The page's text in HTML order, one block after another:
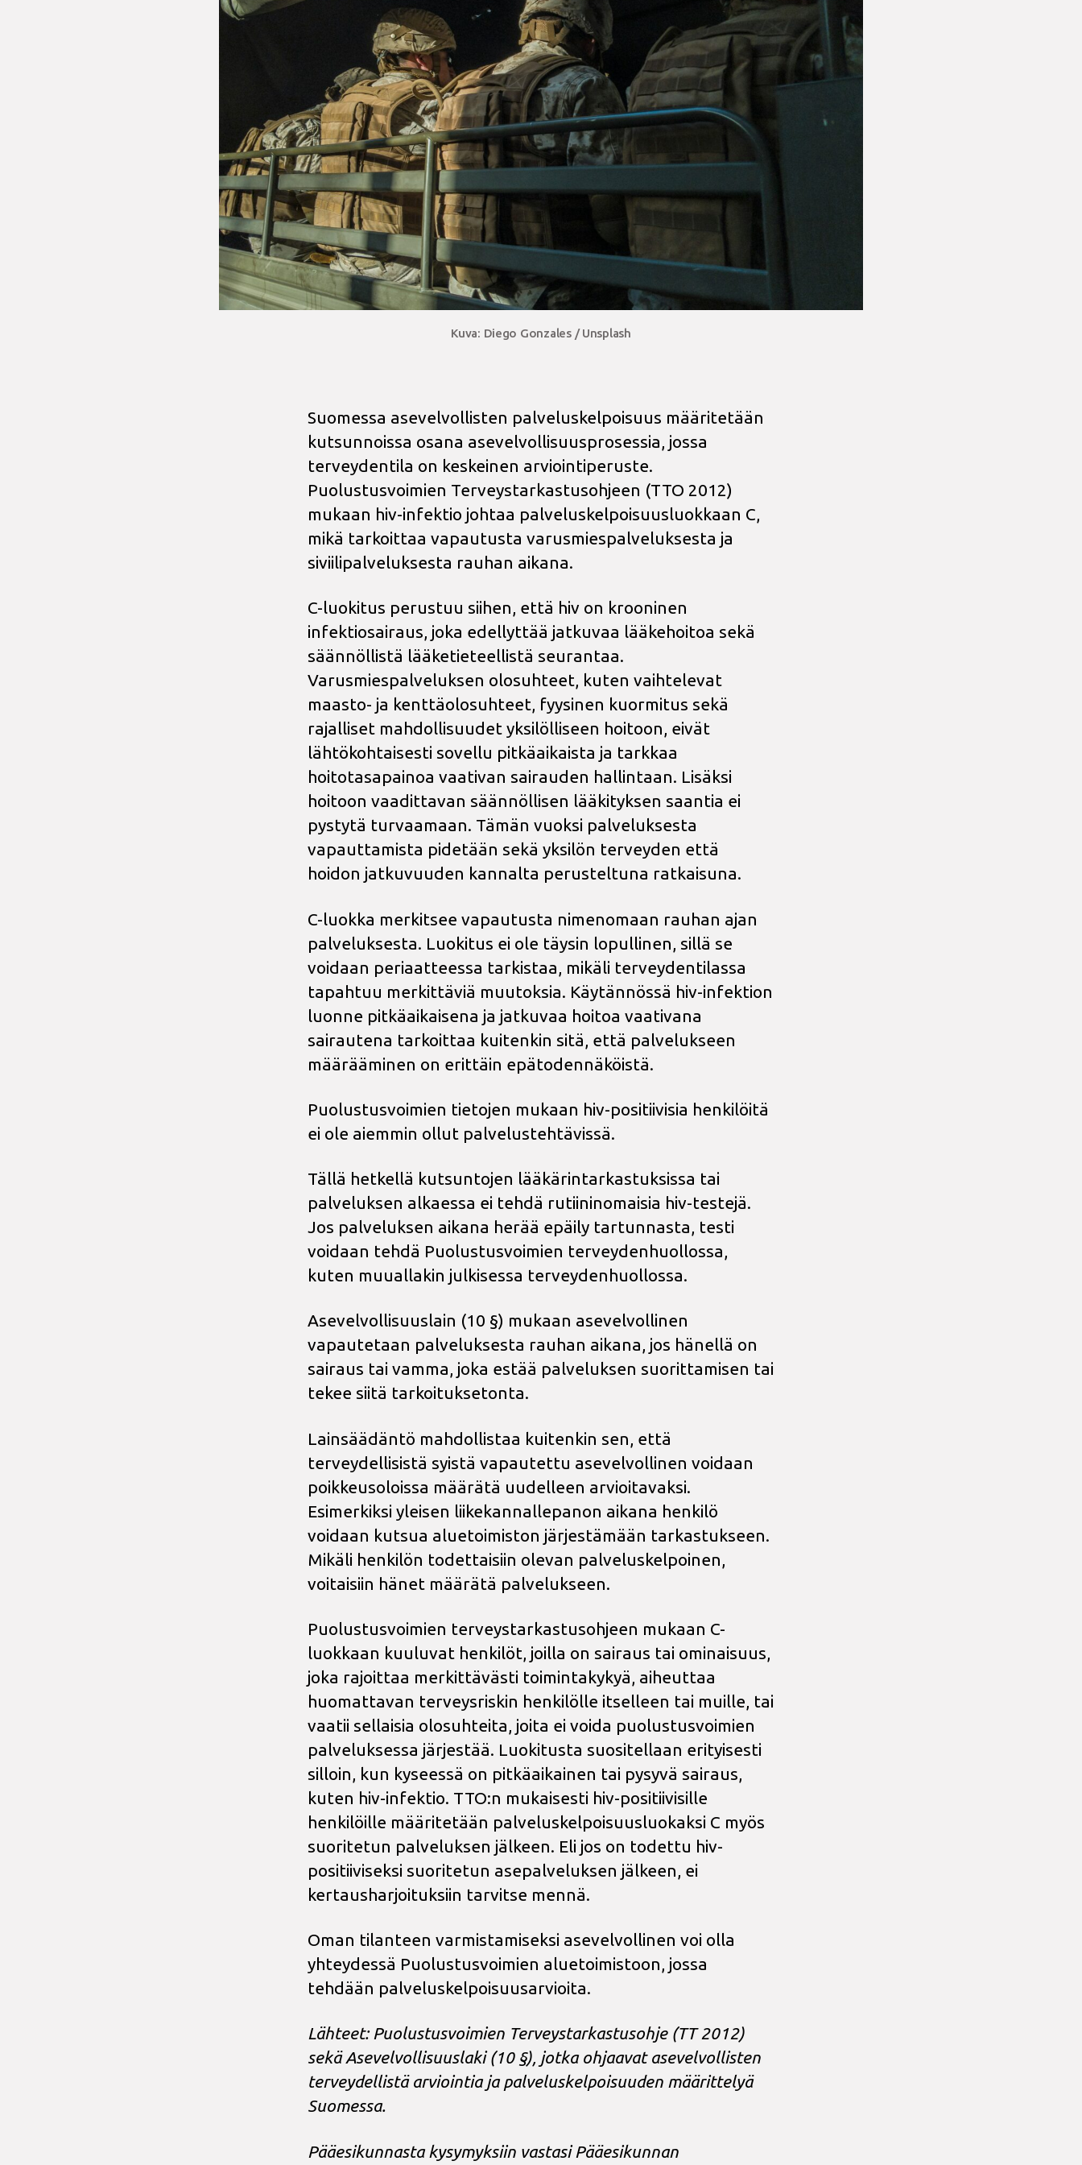
Kuva: Diego Gonzales / Unsplash
Suomessa asevelvollisten palveluskelpoisuus määritetään
kutsunnoissa osana asevelvollisuusprosessia, jossa
terveydentila on keskeinen arviointiperuste.
Puolustusvoimien Terveystarkastusohjeen (TTO 2012)
mukaan hiv-infektio johtaa palveluskelpoisuusluokkaan C,
mikä tarkoittaa vapautusta varusmiespalveluksesta ja
siviilipalveluksesta rauhan aikana.
C-luokitus perustuu siihen, että hiv on krooninen
infektiosairaus, joka edellyttää jatkuvaa lääkehoitoa sekä
säännöllistä lääketieteellistä seurantaa.
Varusmiespalveluksen olosuhteet, kuten vaihtelevat
maasto- ja kenttäolosuhteet, fyysinen kuormitus sekä
rajalliset mahdollisuudet yksilölliseen hoitoon, eivät
lähtökohtaisesti sovellu pitkäaikaista ja tarkkaa
hoitotasapainoa vaativan sairauden hallintaan. Lisäksi
hoitoon vaadittavan säännöllisen lääkityksen saantia ei
pystytä turvaamaan. Tämän vuoksi palveluksesta
vapauttamista pidetään sekä yksilön terveyden että
hoidon jatkuvuuden kannalta perusteltuna ratkaisuna.
C-luokka merkitsee vapautusta nimenomaan rauhan ajan
palveluksesta. Luokitus ei ole täysin lopullinen, sillä se
voidaan periaatteessa tarkistaa, mikäli terveydentilassa
tapahtuu merkittäviä muutoksia. Käytännössä hiv-infektion
luonne pitkäaikaisena ja jatkuvaa hoitoa vaativana
sairautena tarkoittaa kuitenkin sitä, että palvelukseen
määrääminen on erittäin epätodennäköistä.
Puolustusvoimien tietojen mukaan hiv-positiivisia henkilöitä
ei ole aiemmin ollut palvelustehtävissä.
Tällä hetkellä kutsuntojen lääkärintarkastuksissa tai
palveluksen alkaessa ei tehdä rutiininomaisia hiv-testejä.
Jos palveluksen aikana herää epäily tartunnasta, testi
voidaan tehdä Puolustusvoimien terveydenhuollossa,
kuten muuallakin julkisessa terveydenhuollossa.
Asevelvollisuuslain (10 §) mukaan asevelvollinen
vapautetaan palveluksesta rauhan aikana, jos hänellä on
sairaus tai vamma, joka estää palveluksen suorittamisen tai
tekee siitä tarkoituksetonta.
Lainsäädäntö mahdollistaa kuitenkin sen, että
terveydellisistä syistä vapautettu asevelvollinen voidaan
poikkeusoloissa määrätä uudelleen arvioitavaksi.
Esimerkiksi yleisen liikekannallepanon aikana henkilö
voidaan kutsua aluetoimiston järjestämään tarkastukseen.
Mikäli henkilön todettaisiin olevan palveluskelpoinen,
voitaisiin hänet määrätä palvelukseen.
Puolustusvoimien terveystarkastusohjeen mukaan C-
luokkaan kuuluvat henkilöt, joilla on sairaus tai ominaisuus,
joka rajoittaa merkittävästi toimintakykyä, aiheuttaa
huomattavan terveysriskin henkilölle itselleen tai muille, tai
vaatii sellaisia olosuhteita, joita ei voida puolustusvoimien
palveluksessa järjestää. Luokitusta suositellaan erityisesti
silloin, kun kyseessä on pitkäaikainen tai pysyvä sairaus,
kuten hiv-infektio. TTO:n mukaisesti hiv-positiivisille
henkilöille määritetään palveluskelpoisuusluokaksi C myös
suoritetun palveluksen jälkeen. Eli jos on todettu hiv-
positiiviseksi suoritetun asepalveluksen jälkeen, ei
kertausharjoituksiin tarvitse mennä.
Oman tilanteen varmistamiseksi asevelvollinen voi olla
yhteydessä Puolustusvoimien aluetoimistoon, jossa
tehdään palveluskelpoisuusarvioita.
Lähteet: Puolustusvoimien Terveystarkastusohje (TT 2012)
sekä Asevelvollisuuslaki (10 §), jotka ohjaavat asevelvollisten
terveydellistä arviointia ja palveluskelpoisuuden määrittelyä
Suomessa.
Pääesikunnasta kysymyksiin vastasi Pääesikunnan